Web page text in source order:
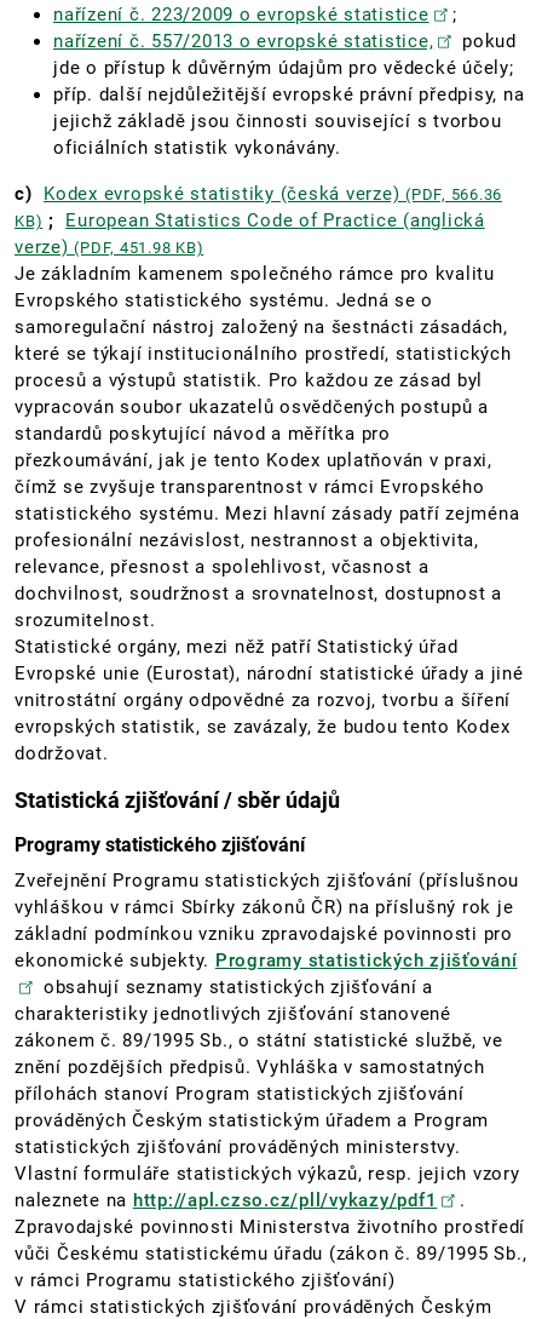
nařízení č. 223/2009 o evropské statistice
;
nařízení č. 557/2013 o evropské statistice,
pokud
jde o přístup k důvěrným údajům pro vědecké účely;
příp. další nejdůležitější evropské právní předpisy, na
jejichž základě jsou činnosti související s tvorbou
oficiálních statistik vykonávány.
c) Kodex evropské statistiky (česká verze) (PDF, 566.36
KB) ;
European Statistics Code of Practice (anglická
verze)(PDF, 451.98 KB)
Je základním kamenem společného rámce pro kvalitu
Evropského statistického systému. Jedná se o
samoregulační nástroj založený na šestnácti zásadách,
které se týkají institucionálního prostředí, statistických
procesů a výstupů statistik. Pro každou ze zásad byl
vypracován soubor ukazatelů osvědčených postupů a
standardů poskytující návod a měřítka pro
přezkoumávání, jak je tento Kodex uplatňován v praxi,
čímž se zvyšuje transparentnost v rámci Evropského
statistického systému. Mezi hlavní zásady patří zejména
profesionální nezávislost, nestrannost a objektivita,
relevance, přesnost a spolehlivost, včasnost a
dochvilnost, soudržnost a srovnatelnost, dostupnost a
srozumitelnost.
Statistické orgány, mezi něž patří Statistický úřad
Evropské unie (Eurostat), národní statistické úřady a jiné
vnitrostátní orgány odpovědné za rozvoj, tvorbu a šíření
evropských statistik, se zavázaly, že budou tento Kodex
dodržovat.
Statistická zjišťování / sběr údajů
Programy statistického zjišťování
Zveřejnění Programu statistických zjišťování (příslušnou
vyhláškou v rámci Sbírky zákonů ČR) na příslušný rok je
základní podmínkou vzniku zpravodajské povinnosti pro
ekonomické subjekty. Programy statistických zjišťování
obsahují seznamy statistických zjišťování a
charakteristiky jednotlivých zjišťování stanovené
zákonem č. 89/1995 Sb., o státní statistické službě, ve
znění pozdějších předpisů. Vyhláška v samostatných
přílohách stanoví Program statistických zjišťování
prováděných Českým statistickým úřadem a Program
statistických zjišťování prováděných ministerstvy.
Vlastní formuláře statistických výkazů, resp. jejich vzory
naleznete na http://apl.czso.cz/pll/vykazy/pdf1
.
Zpravodajské povinnosti Ministerstva životního prostředí
vůči Českému statistickému úřadu (zákon č. 89/1995 Sb.,
v rámci Programu statistického zjišťování)
V rámci statistických zjišťování prováděných Českým